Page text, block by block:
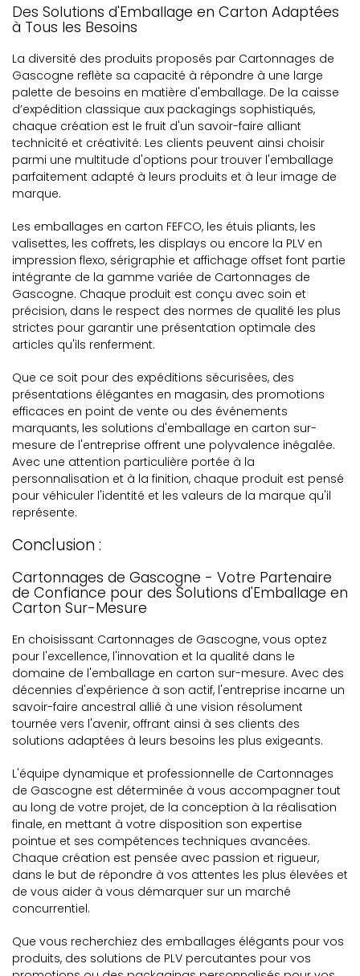
Des Solutions d'Emballage en Carton Adaptées
à Tous les Besoins
La diversité des produits proposés par Cartonnages de
Gascogne reflète sa capacité à répondre à une large
palette de besoins en matière d'emballage. De la caisse
d’expédition classique aux packagings sophistiqués,
chaque création est le fruit d'un savoir-faire alliant
technicité et créativité. Les clients peuvent ainsi choisir
parmi une multitude d'options pour trouver l'emballage
parfaitement adapté à leurs produits et à leur image de
marque.
Les emballages en carton FEFCO, les étuis pliants, les
valisettes, les coffrets, les displays ou encore la PLV en
impression flexo, sérigraphie et affichage offset font partie
intégrante de la gamme variée de Cartonnages de
Gascogne. Chaque produit est conçu avec soin et
précision, dans le respect des normes de qualité les plus
strictes pour garantir une présentation optimale des
articles qu'ils renferment.
Que ce soit pour des expéditions sécurisées, des
présentations élégantes en magasin, des promotions
efficaces en point de vente ou des événements
marquants, les solutions d'emballage en carton sur-
mesure de l'entreprise offrent une polyvalence inégalée.
Avec une attention particulière portée à la
personnalisation et à la finition, chaque produit est pensé
pour véhiculer l'identité et les valeurs de la marque qu'il
représente.
Conclusion :
Cartonnages de Gascogne - Votre Partenaire
de Confiance pour des Solutions d'Emballage en
Carton Sur-Mesure
En choisissant Cartonnages de Gascogne, vous optez
pour l'excellence, l'innovation et la qualité dans le
domaine de l'emballage en carton sur-mesure. Avec des
décennies d'expérience à son actif, l'entreprise incarne un
savoir-faire ancestral allié à une vision résolument
tournée vers l'avenir, offrant ainsi à ses clients des
solutions adaptées à leurs besoins les plus exigeants.
L'équipe dynamique et professionnelle de Cartonnages
de Gascogne est déterminée à vous accompagner tout
au long de votre projet, de la conception à la réalisation
finale, en mettant à votre disposition son expertise
pointue et ses compétences techniques avancées.
Chaque création est pensée avec passion et rigueur,
dans le but de répondre à vos attentes les plus élevées et
de vous aider à vous démarquer sur un marché
concurrentiel.
Que vous recherchiez des emballages élégants pour vos
produits, des solutions de PLV percutantes pour vos